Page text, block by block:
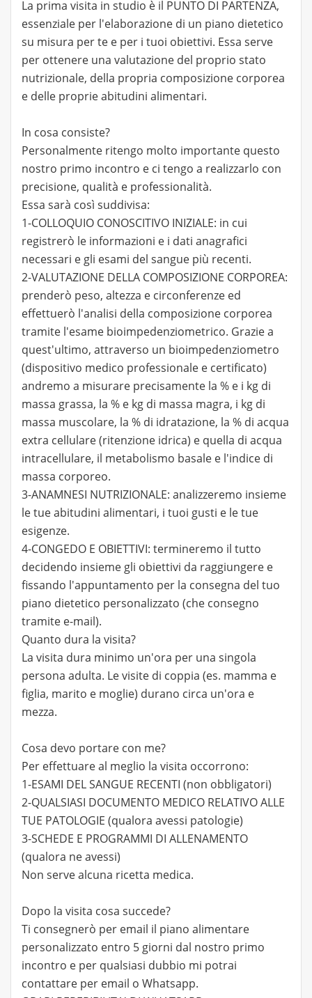
La prima visita in studio è il PUNTO DI PARTENZA,
essenziale per l'elaborazione di un piano dietetico
su misura per te e per i tuoi obiettivi. Essa serve
per ottenere una valutazione del proprio stato
nutrizionale, della propria composizione corporea
e delle proprie abitudini alimentari.​
In cosa consiste?
Personalmente ritengo molto importante questo
nostro primo incontro e ci tengo a realizzarlo con
precisione, qualità e professionalità.
Essa sarà così suddivisa:
1-COLLOQUIO CONOSCITIVO INIZIALE: in cui
registrerò le informazioni e i dati anagrafici
necessari e gli esami del sangue più recenti.
2-VALUTAZIONE DELLA COMPOSIZIONE CORPOREA:
prenderò peso, altezza e circonferenze ed
effettuerò l'analisi della composizione corporea
tramite l'esame bioimpedenziometrico. Grazie a
quest'ultimo, attraverso un bioimpedenziometro
(dispositivo medico professionale e certificato)
andremo a misurare precisamente la % e i kg di
massa grassa, la % e kg di massa magra, i kg di
massa muscolare, la % di idratazione, la % di acqua
extra cellulare (ritenzione idrica) e quella di acqua
intracellulare, il metabolismo basale e l'indice di
massa corporeo.
3-ANAMNESI NUTRIZIONALE: analizzeremo insieme
le tue abitudini alimentari, i tuoi gusti e le tue
esigenze.
4-CONGEDO E OBIETTIVI: termineremo il tutto
decidendo insieme gli obiettivi da raggiungere e
fissando l'appuntamento per la consegna del tuo
piano dietetico personalizzato (che consegno
tramite e-mail).​
Quanto dura la visita?
La visita dura minimo un'ora per una singola
persona adulta. Le visite di coppia (es. mamma e
figlia, marito e moglie) durano circa un'ora e
mezza.​
Cosa devo portare con me?
Per effettuare al meglio la visita occorrono:
1-ESAMI DEL SANGUE RECENTI (non obbligatori)
2-QUALSIASI DOCUMENTO MEDICO RELATIVO ALLE
TUE PATOLOGIE (qualora avessi patologie)
3-SCHEDE E PROGRAMMI DI ALLENAMENTO
(qualora ne avessi)
Non serve alcuna ricetta medica.​
Dopo la visita cosa succede?
Ti consegnerò per email il piano alimentare
personalizzato entro 5 giorni dal nostro primo
incontro e per qualsiasi dubbio mi potrai
contattare per email o Whatsapp.